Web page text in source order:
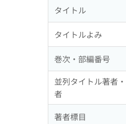
タイトル
タイトルよみ
巻次・部編番号
並列タイトル著者
者
著者標目